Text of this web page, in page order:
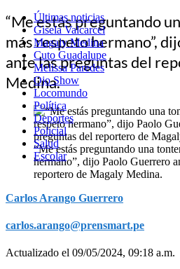
Últimas noticias
Gisela Valcarcel
Magaly Medina
Cuto Guadalupe
Melissa Paredes
Ojo Show
Locomundo
Política
Deportes
Policial
Salud
Escolar
“Me estás preguntando
más respeto hermano”,
ante las preguntas del
Medina.
“Me estás preguntando una
hermano”, dijo Paolo Guerrero
reportero de Magaly Medina.
Carlos Arango Guerrero
carlos.arango@prensmart.pe
Actualizado el 09/05/2024, 09:18 a.m.